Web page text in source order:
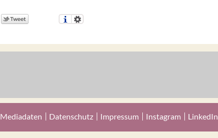
Mediadaten Datenschutz Impressum Instagram LinkedIn